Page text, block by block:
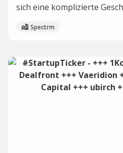
sich eine komplizierte
Spectrm